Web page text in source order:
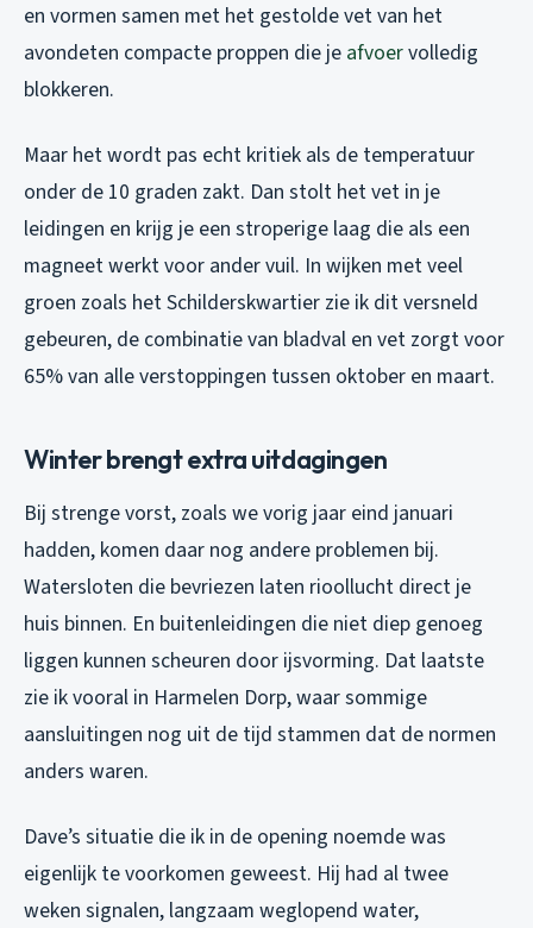
en vormen samen met het gestolde vet van het
avondeten compacte proppen die je afvoervolledig
blokkeren.
Maar het wordt pas echt kritiek als de temperatuur
onder de 10 graden zakt. Dan stolt het vet in je
leidingen en krijg je een stroperige laag die als een
magneet werkt voor ander vuil. In wijken met veel
groen zoals het Schilderskwartier zie ik dit versneld
gebeuren, de combinatie van bladval en vet zorgt voor
65% van alle verstoppingen tussen oktober en maart.
Winter brengt extra uitdagingen
Bij strenge vorst, zoals we vorig jaar eind januari
hadden, komen daar nog andere problemen bij.
Watersloten die bevriezen laten rioollucht direct je
huis binnen. En buitenleidingen die niet diep genoeg
liggen kunnen scheuren door ijsvorming. Dat laatste
zie ik vooral in Harmelen Dorp, waar sommige
aansluitingen nog uit de tijd stammen dat de normen
anders waren.
Dave’s situatie die ik in de opening noemde was
eigenlijk te voorkomen geweest. Hij had al twee
weken signalen, langzaam weglopend water,